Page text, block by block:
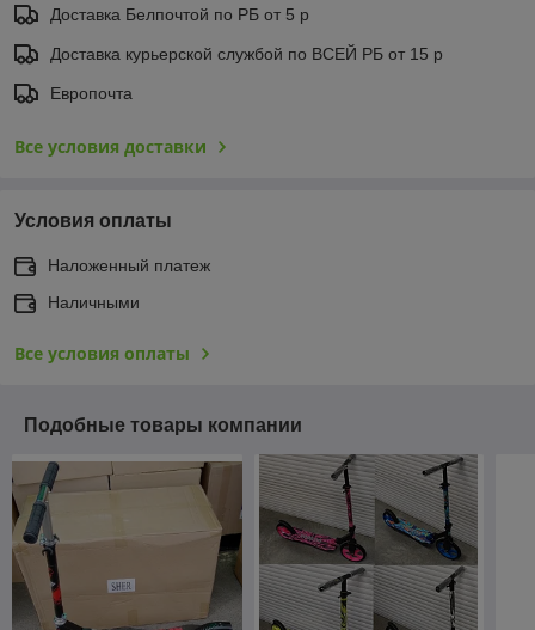
Доставка Белпочтой по РБ от 5 р
Доставка курьерской службой по ВСЕЙ РБ от 15 р
Европочта
Все условия доставки
Условия оплаты
Наложенный платеж
Наличными
Все условия оплаты
Подобные товары компании